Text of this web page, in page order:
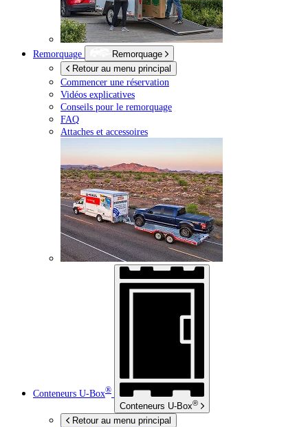
Remorquage
Remorquage
Retour au menu principal
Commencer une réservation
Vidéos explicatives
Conseils pour le remorquage
FAQ
Attaches et accessoires
Conteneurs U-Box®
Conteneurs U-Box®
Retour au menu principal